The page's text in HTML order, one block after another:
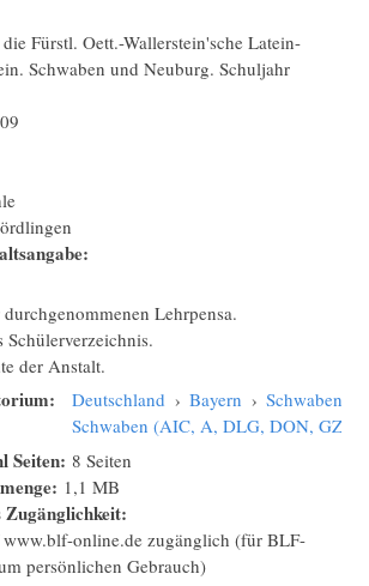
Fürstl. Oett.-Wallerstein'sche Latein-
Schwaben und Neuburg. Schuljahr
Lehrpensa.
der Anstalt.
Deutschland › Bayern › Schwaben
Schwaben (AIC, A, DLG, DON, GZ,
Seiten: 8 Seiten
1,1 MB
online.de zugänglich (für BLF-
persönlichen Gebrauch)